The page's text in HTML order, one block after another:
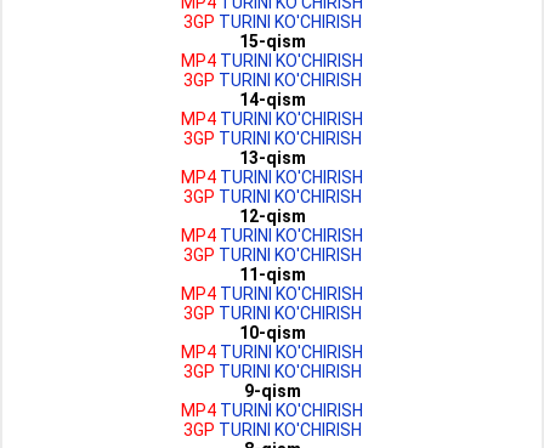
3GP TURINI KO'CHIRISH
15-qism
MP4 TURINI KO'CHIRISH
3GP TURINI KO'CHIRISH
14-qism
MP4 TURINI KO'CHIRISH
3GP TURINI KO'CHIRISH
13-qism
MP4 TURINI KO'CHIRISH
3GP TURINI KO'CHIRISH
12-qism
MP4 TURINI KO'CHIRISH
3GP TURINI KO'CHIRISH
11-qism
MP4 TURINI KO'CHIRISH
3GP TURINI KO'CHIRISH
10-qism
MP4 TURINI KO'CHIRISH
3GP TURINI KO'CHIRISH
9-qism
MP4 TURINI KO'CHIRISH
3GP TURINI KO'CHIRISH